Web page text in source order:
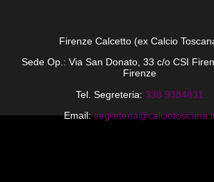
Firenze Calcetto (ex Calcio
Sede Op.: Via San Donato, 33 c/o CSI
Firenze
Tel. Segreteria: 338 9384831
Email: